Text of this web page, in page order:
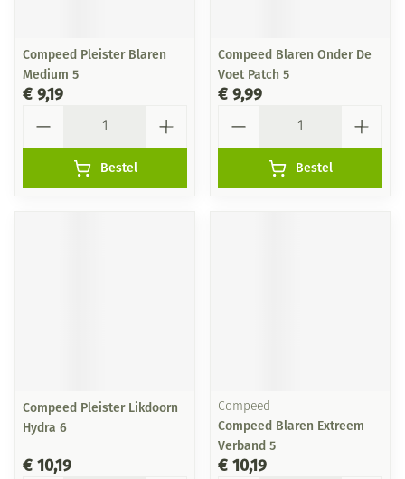
Compeed Pleister Blaren
Medium 5
€ 9,19
Bestel
Compeed Blaren Onder De
Voet Patch 5
€ 9,99
Bestel
Compeed Pleister Likdoorn
Hydra 6
€ 10,19
Compeed
Compeed Blaren Extreem
Verband 5
€ 10,19